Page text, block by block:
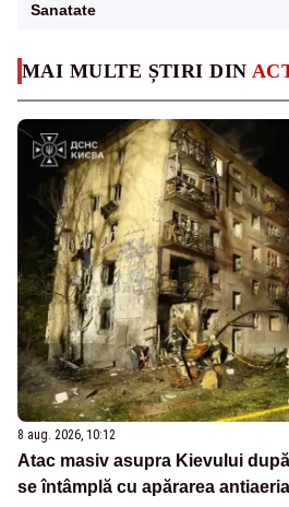
MAI MULTE ȘTIRI DIN
8 aug. 2026, 10:12
Atac masiv asupra Kievului
se întâmplă cu apărarea
Sanatate